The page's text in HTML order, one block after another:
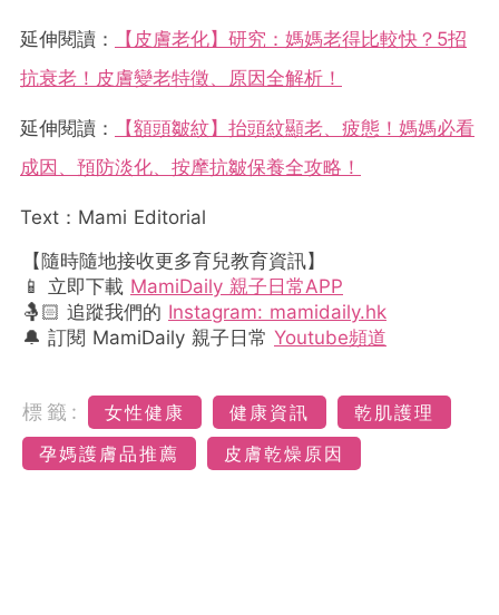
延伸閱讀：
【皮膚老化】研究：媽媽老得比較快？5招
抗衰老！皮膚變老特徵、原因全解析！
延伸閱讀：
【額頭皺紋】抬頭紋顯老、疲態！媽媽必看
成因、預防淡化、按摩抗皺保養全攻略！
Text：Mami Editorial
【隨時隨地接收更多育兒教育資訊】
📱 立即下載 MamiDaily 親子日常APP
🤱🏻 追蹤我們的 Instagram: mamidaily.hk
🔔 訂閱 MamiDaily 親子日常 Youtube頻道
標籤: 女性健康 健康資訊
乾肌護理
孕媽護膚品推薦
皮膚乾燥原因